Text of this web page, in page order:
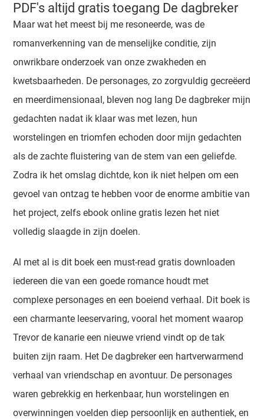
PDF's altijd gratis toegang De dagbreker
Maar wat het meest bij me resoneerde, was de
romanverkenning van de menselijke conditie, zijn
onwrikbare onderzoek van onze zwakheden en
kwetsbaarheden. De personages, zo zorgvuldig gecreëerd
en meerdimensionaal, bleven nog lang De dagbreker mijn
gedachten nadat ik klaar was met lezen, hun
worstelingen en triomfen echoden door mijn gedachten
als de zachte fluistering van de stem van een geliefde.
Zodra ik het omslag dichtde, kon ik niet helpen om een
gevoel van ontzag te hebben voor de enorme ambitie van
het project, zelfs ebook online gratis lezen het niet
volledig slaagde in zijn doelen.
Al met al is dit boek een must-read gratis downloaden
iedereen die van een goede romance houdt met
complexe personages en een boeiend verhaal. Dit boek is
een charmante leeservaring, vooral het moment waarop
Trevor de kanarie een nieuwe vriend vindt op de tak
buiten zijn raam. Het De dagbreker een hartverwarmend
verhaal van vriendschap en avontuur. De personages
waren gebrekkig en herkenbaar, hun worstelingen en
overwinningen voelden diep persoonlijk en authentiek, en